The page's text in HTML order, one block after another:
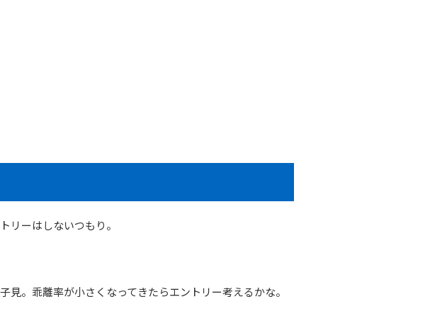
ーはしないつもり。
。乖離率が小さくなってきたらエントリー考えるかな。